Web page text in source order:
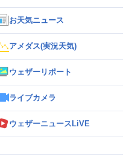
お天気ニュース
アメダス(実況天気)
ウェザーリポート
ライブカメラ
ウェザーニュースLiVE